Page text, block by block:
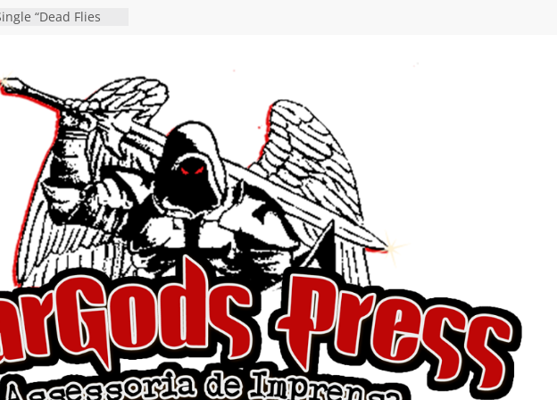
“Dead Flies
Rig” definitivo
Hell’s Heroes
de guitar & bass
“Eclipse”, segundo
“Dreaming”
a
e a artificialidade
e videoclipe de
gaúcha de Heavy
“Hellforge”